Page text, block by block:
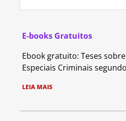
E-books Gratuitos
Ebook gratuito: Teses
Especiais Criminais segundo
LEIA MAIS